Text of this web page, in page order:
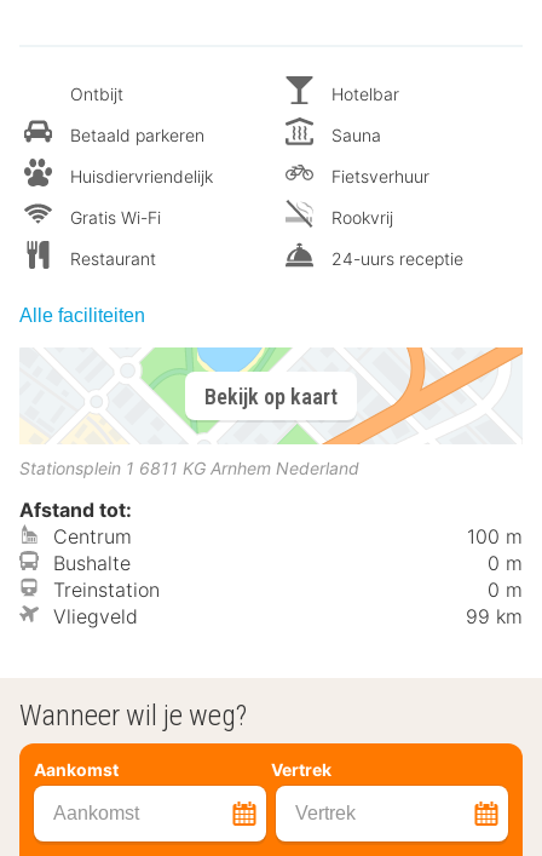
Ontbijt
Betaald parkeren
Huisdiervriendelijk
Gratis Wi-Fi
Restaurant
Hotelbar
Sauna
Fietsverhuur
Rookvrij
24-uurs receptie
Alle faciliteiten
Bekijk op kaart
Stationsplein 1 6811 KG Arnhem Nederland
Afstand tot:
Centrum
100 m
Bushalte
0 m
Treinstation
0 m
Vliegveld
99 km
Wanneer wil je weg?
Aankomst Vertrek
Aankomst Vertrek